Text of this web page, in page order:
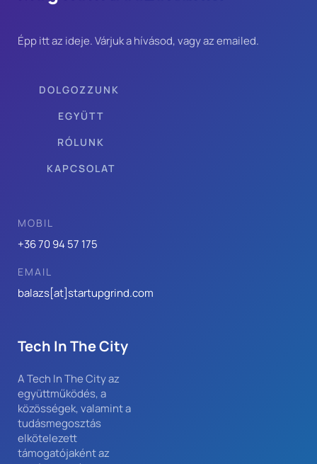
Épp itt az ideje. Várjuk a hívásod, vagy az emailed.
DOLGOZZUNK
EGYÜTT
RÓLUNK
KAPCSOLAT
MOBIL
+36 70 94 57 175
EMAIL
balazs[at]startupgrind.com
Tech In The City
A Tech In The City az
együttműködés, a
közösségek, valamint a
tudásmegosztás
elkötelezett
támogatójaként az